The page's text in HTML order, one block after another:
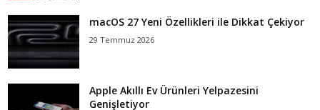
macOS 27 Yeni Özellikleri ile Dikkat Çekiyor
29 Temmuz 2026
Apple Akıllı Ev Ürünleri Yelpazesini
Genişletiyor